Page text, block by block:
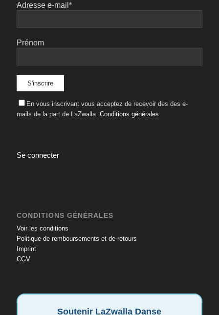
Adresse e-mail*
Prénom
En vous inscrivant vous acceptez de recevoir des des e-
mails de la part de LaZwalla. Conditions générales
Se connecter
CONDITIONS GÉNÉRALES
Voir les conditions
Politique de remboursements et de retours
Imprint
CGV
Soutenir LaZwalla Danse